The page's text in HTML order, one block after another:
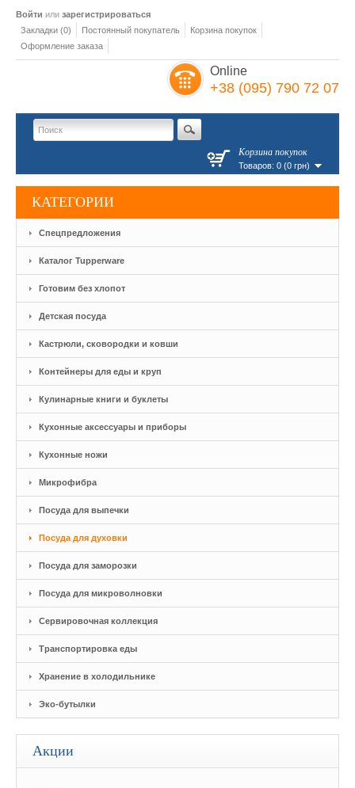
Войти или зарегистрироваться
Закладки (0)
Постоянный покупатель
Корзина покупок
Оформление заказа
Online
+38 (095) 790 72 07
Корзина покупок
Товаров: 0 (0 грн)
КАТЕГОРИИ
Спецпредложения
Каталог Tupperware
Готовим без хлопот
Детская посуда
Кастрюли, сковородки и ковши
Контейнеры для еды и круп
Кулинарные книги и буклеты
Кухонные аксессуары и приборы
Кухонные ножи
Микрофибра
Посуда для выпечки
Посуда для духовки
Посуда для заморозки
Посуда для микроволновки
Сервировочная коллекция
Транспортировка еды
Хранение в холодильнике
Эко-бутылки
Акции